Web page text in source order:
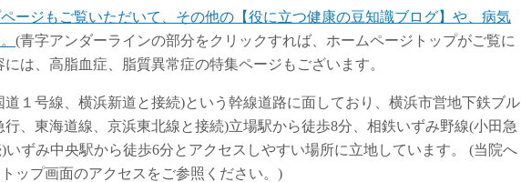
ージもご覧いただいて、その他の【役に立つ健康の豆知識ブログ】や、病気
(青字アンダーラインの部分をクリックすれば、ホームページトップがご覧に
は、高脂血症、脂質異常症の特集ページもございます。
１号線、横浜新道と接続)という幹線道路に面しており、横浜市営地下鉄ブル
、東海道線、京浜東北線と接続)立場駅から徒歩8分、相鉄いずみ野線(小田急
ずみ中央駅から徒歩6分とアクセスしやすい場所に立地しています。 (当院へ
ップ画面のアクセスをご参照ください。)